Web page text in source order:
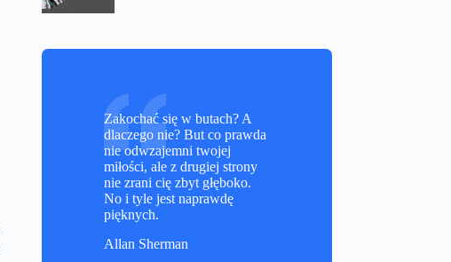
Zakochać się w butach? A
dlaczego nie? But co prawda
nie odwzajemni twojej
miłości, ale z drugiej strony
nie zrani cię zbyt głęboko.
No i tyle jest naprawdę
pięknych.
Allan Sherman